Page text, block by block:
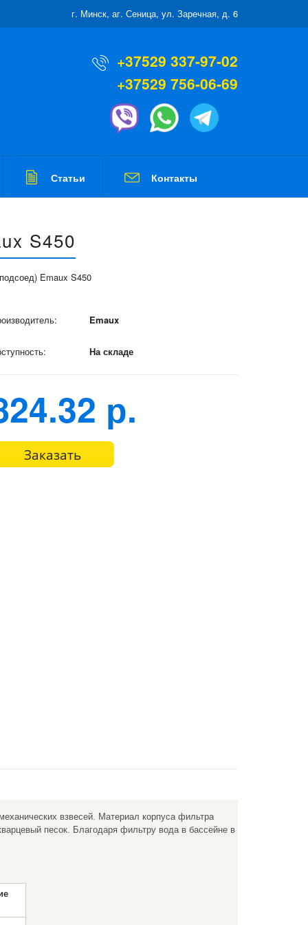
г. Минск, аг. Сеница, ул. Заречная, д. 6
+37529 337-97-02
+37529 756-06-69
Статьи Контакты
S450
Emaux S450
Emaux
На складе
р.
Заказать
взвесей. Материал корпуса фильтра
песок. Благодаря фильтру вода в бассейне в